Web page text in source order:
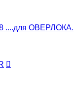
....для ОВЕРЛОКА.